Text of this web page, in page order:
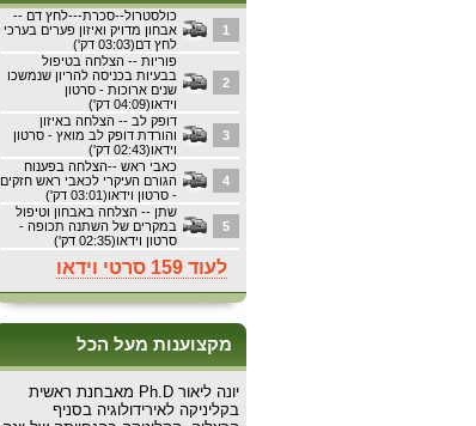
כולסטרול--סכרת---לחץ דם --
אבחון מדויק ואיזון פערים בערכי
לחץ דם(03:03 דק')
1
פוריות -- הצלחה בטיפול
בבעיות בכניסה להריון שנמשכו
שנים ארוכות - סרטון
וידאו(04:09 דק')
2
דופק לב -- הצלחה באיזון
והורדת דופק לב מואץ - סרטון
וידאו(02:43 דק')
3
כאבי ראש --הצלחה בפענוח
הגורם העיקרי לכאבי ראש חזקים
- סרטון וידאו(03:01 דק')
4
שתן -- הצלחה באבחון וטיפול
במקרים של השתנה תכופה -
סרטון וידאו(02:35 דק')
5
לעוד 159 סרטי וידאו
מקצוענות מעל הכל
יונה ליאור Ph.D מאבחנת ראשית
בקליניקה לאירידולוגיה בסניף